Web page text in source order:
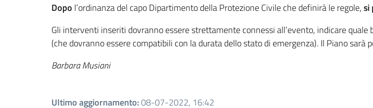
Dopo l’ordinanza del capo Dipartimento della Protezione Civile che definirà le regole,si
Gli interventi inseriti dovranno essere strettamente connessi all’evento, indicare
(che dovranno essere compatibili con la durata dello stato di emergenza). Il Piano
Barbara Musiani
Ultimo aggiornamento:08-07-2022, 16:42